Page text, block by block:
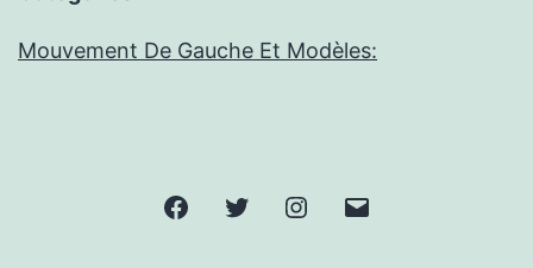
Mouvement De Gauche Et Modèles:
FacebookTwitter Instagram